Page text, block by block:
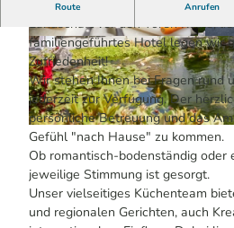
© Derichsweiler Hof
© Derichsweiler Hof ©
Route Anrufen
Inmitten des Oberbergischen,
Landschaft vor den Toren Kölns,
familiengeführtes Hotel legen wir
Zufriedenheit!
Wir stehen Ihnen bei Fragen rund
jederzeit zur Verfügung. Der
persönliche Betreuung und das
Gefühl "nach Hause" zu kommen.
Ob romantisch-bodenständig oder
jeweilige Stimmung ist gesorgt.
Unser vielseitiges Küchenteam
und regionalen Gerichten, auch